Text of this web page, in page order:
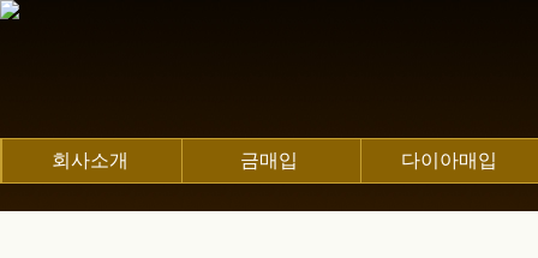
회사소개 금매입 다이아매입